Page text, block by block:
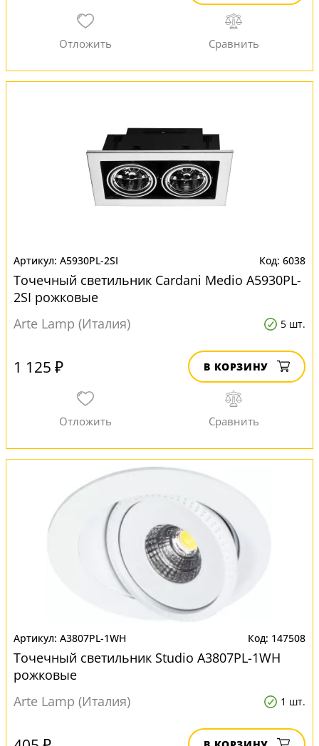
A5930PL-2SI 6038
Точечный светильник Cardani Medio A5930PL-
2SI рожковые
Arte Lamp (Италия)
5 шт.
1 125 ₽ В КОРЗИНУ
A3807PL-1WH 147508
Точечный светильник Studio A3807PL-1WH
рожковые
Arte Lamp (Италия)
1 шт.